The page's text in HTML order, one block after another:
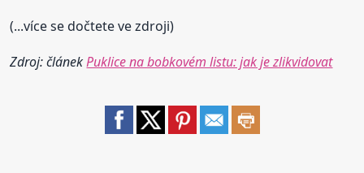
(...více se dočtete ve zdroji)
Zdroj: článekPuklice na bobkovém listu: jak je zlikvidovat